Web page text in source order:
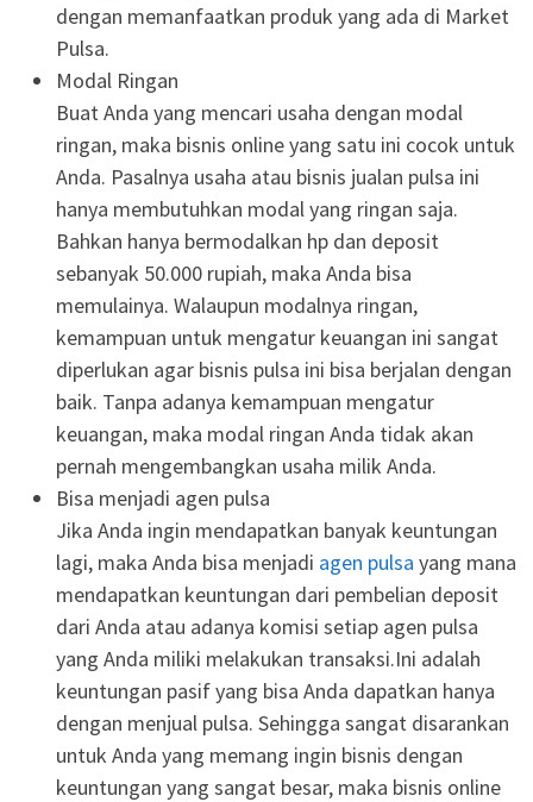
dengan memanfaatkan produk yang ada di Market
Pulsa.
Modal Ringan
Buat Anda yang mencari usaha dengan modal
ringan, maka bisnis online yang satu ini cocok untuk
Anda. Pasalnya usaha atau bisnis jualan pulsa ini
hanya membutuhkan modal yang ringan saja.
Bahkan hanya bermodalkan hp dan deposit
sebanyak 50.000 rupiah, maka Anda bisa
memulainya. Walaupun modalnya ringan,
kemampuan untuk mengatur keuangan ini sangat
diperlukan agar bisnis pulsa ini bisa berjalan dengan
baik. Tanpa adanya kemampuan mengatur
keuangan, maka modal ringan Anda tidak akan
pernah mengembangkan usaha milik Anda.
Bisa menjadi agen pulsa
Jika Anda ingin mendapatkan banyak keuntungan
lagi, maka Anda bisa menjadi agen pulsa yang mana
mendapatkan keuntungan dari pembelian deposit
dari Anda atau adanya komisi setiap agen pulsa
yang Anda miliki melakukan transaksi.Ini adalah
keuntungan pasif yang bisa Anda dapatkan hanya
dengan menjual pulsa. Sehingga sangat disarankan
untuk Anda yang memang ingin bisnis dengan
keuntungan yang sangat besar, maka bisnis online